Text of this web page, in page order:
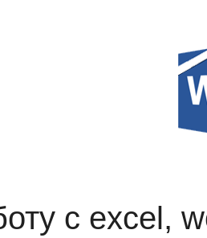
с excel,